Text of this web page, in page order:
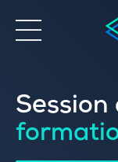
Accessibilité
Session